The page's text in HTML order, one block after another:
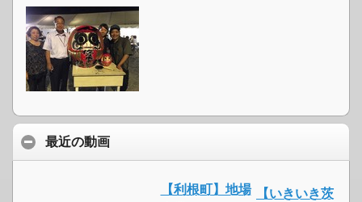
最近の動画
【利根町】地場
【いきいき茨